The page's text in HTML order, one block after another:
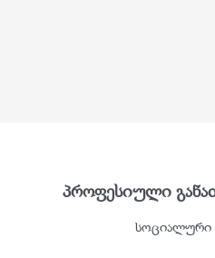
პროფესიული
სოციალური